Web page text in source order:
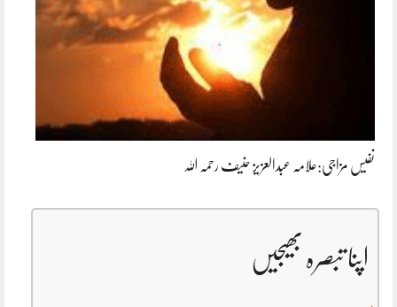
نفیس مزاجی:علامہ عبدالعزیز حنیف رحمہ اللہ
اپنا تبصرہ بھیجیں